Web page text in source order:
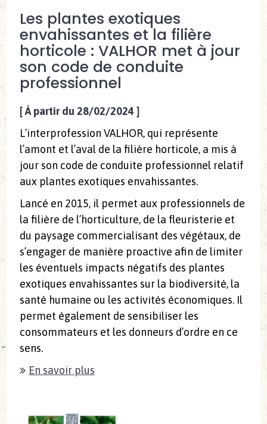
Les plantes exotiques
envahissantes et la filière
horticole : VALHOR met à jour
son code de conduite
professionnel
[À partir du 28/02/2024 ]
L’interprofession VALHOR, qui représente
l’amont et l’aval de la filière horticole, a mis à
jour son code de conduite professionnel relatif
aux plantes exotiques envahissantes.
Lancé en 2015, il permet aux professionnels de
la filière de l’horticulture, de la fleuristerie et
du paysage commercialisant des végétaux, de
s’engager de manière proactive afin de limiter
les éventuels impacts négatifs des plantes
exotiques envahissantes sur la biodiversité, la
santé humaine ou les activités économiques. Il
permet également de sensibiliser les
consommateurs et les donneurs d’ordre en ce
sens.
En savoir plus